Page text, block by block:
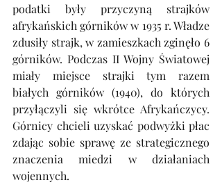
podatki były przyczyną strajków
afrykańskich górników w 1935 r. Władze
zdusiły strajk, w zamieszkach zginęło 6
górników. Podczas II Wojny Światowej
miały miejsce strajki tym razem
białych górników (1940), do których
przyłączyli się wkrótce Afrykańczycy.
Górnicy chcieli uzyskać podwyżki płac
zdając sobie sprawę ze strategicznego
znaczenia miedzi w działaniach
wojennych.